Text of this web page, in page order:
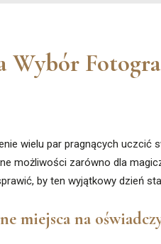
Wybór
wielu par pragnących
możliwości zarówno dla
by ten wyjątkowy dzień
miejsca na